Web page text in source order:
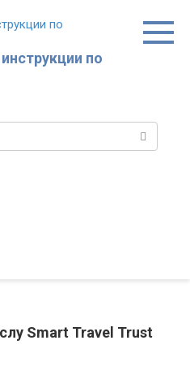
по
Smart Travel Trust